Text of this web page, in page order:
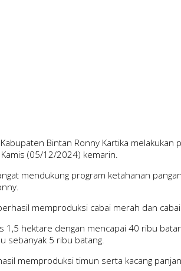
Bintan Ronny Kartika
(05/12/2024) kemarin.
mendukung program ketahanan
memproduksi cabai merah dan
1,5 hektare dengan mencapai 40 ribu
sebanyak 5 ribu batang.
memproduksi timun serta kacang